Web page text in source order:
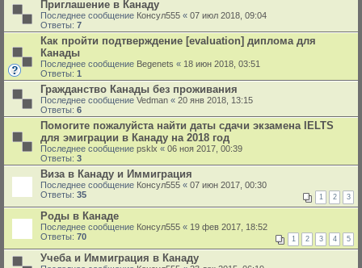
Приглашение в Канаду
Последнее сообщение Консул555 « 07 июл 2018, 09:04
Ответы: 7
Как пройти подтверждение [evaluation] диплома для
Канады
Последнее сообщение Begenets « 18 июн 2018, 03:51
Ответы: 1
Гражданство Канады без проживания
Последнее сообщение Vedman « 20 янв 2018, 13:15
Ответы: 6
Помогите пожалуйста найти даты сдачи экзамена IELTS
для эмиграции в Канаду на 2018 год
Последнее сообщение psklx « 06 ноя 2017, 00:39
Ответы: 3
Виза в Канаду и Иммиграция
Последнее сообщение Консул555 « 07 июн 2017, 00:30
Ответы: 35 1 2 3
Роды в Канаде
Последнее сообщение Консул555 « 19 фев 2017, 18:52
Ответы: 70 1 2 3 4 5
Учеба и Иммиграция в Канаду